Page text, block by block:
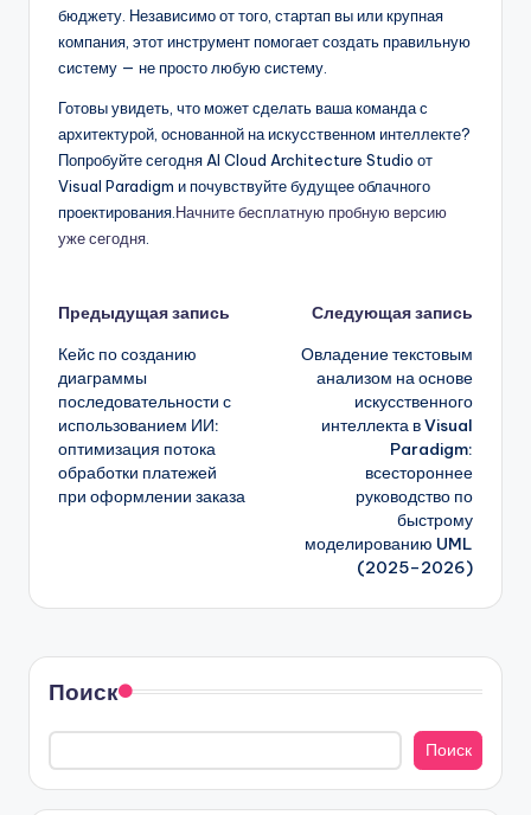
бюджету. Независимо от того, стартап вы или крупная
компания, этот инструмент помогает создать правильную
систему — не просто любую систему.
Готовы увидеть, что может сделать ваша команда с
архитектурой, основанной на искусственном интеллекте?
Попробуйте сегодня AI Cloud Architecture Studio от
Visual Paradigm и почувствуйте будущее облачного
проектирования. Начните бесплатную пробную версию
уже сегодня
Навигация
записи
Предыдущая запись
Кейс по созданию
диаграммы
последовательности с
использованием ИИ:
оптимизация потока
обработки платежей
при оформлении заказа
Следующая запись
Овладение текстовым
анализом на основе
искусственного
интеллекта в Visual
Paradigm:
всестороннее
руководство по
быстрому
моделированию UML
(2025–2026)
Поиск
Поиск